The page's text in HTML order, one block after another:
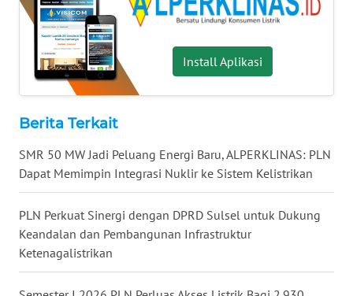
Install Aplikasi
Berita Terkait
SMR 50 MW Jadi Peluang Energi Baru, ALPERKLINAS: PLN
Dapat Memimpin Integrasi Nuklir ke Sistem Kelistrikan
PLN Perkuat Sinergi dengan DPRD Sulsel untuk Dukung
Keandalan dan Pembangunan Infrastruktur
Ketenagalistrikan
WN
NUSANTARA
WN
JOGJA
WN
KALBAR